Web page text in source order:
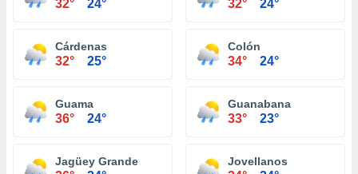
32° 24° 32° 24°
Cárdenas
32° 25°
Colón
34° 24°
Guama
36° 24°
Guanabana
33° 23°
Jagüey Grande Jovellanos